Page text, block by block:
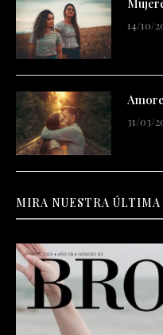
14/10/
31/03/
MIRA NUESTRA